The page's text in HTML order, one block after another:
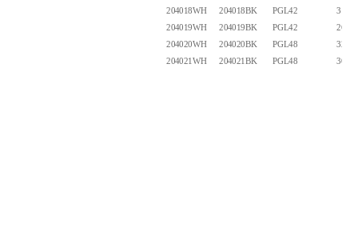
204018WH
204018BK PGL42
31
204019WH
204019BK PGL42
26
204020WH
204020BK PGL48
32
204021WH
204021BK PGL48 30